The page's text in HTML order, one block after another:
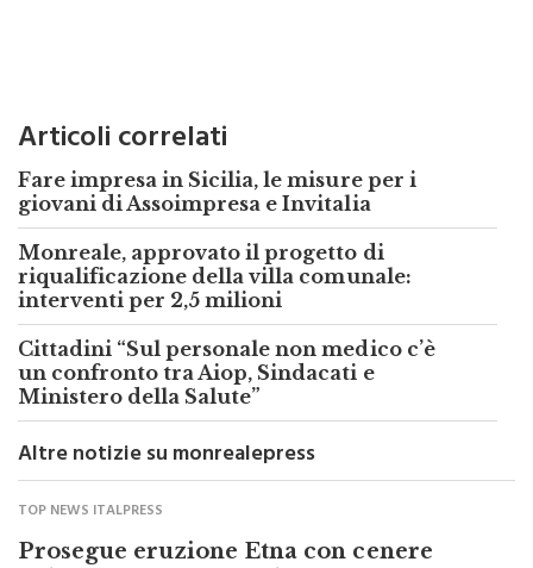
Articoli correlati
Fare impresa in Sicilia, le misure per i
giovani di Assoimpresa e Invitalia
Monreale, approvato il progetto di
riqualificazione della villa comunale:
interventi per 2,5 milioni
Cittadini “Sul personale non medico c’è
un confronto tra Aiop, Sindacati e
Ministero della Salute”
Altre notizie su monrealepress
TOP NEWS ITALPRESS